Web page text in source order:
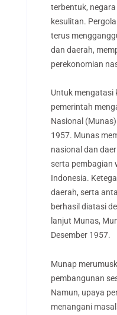
terbentuk,
kesulitan.
terus
dan daerah,
perekonomian
Untuk mengatasi
pemerintah
Nasional
1957. Munas
nasional dan
serta pembagian
Indonesia.
daerah, serta
berhasil diatasi
lanjut Munas,
Desember 1957.
Munap
pembangunan
Namun, upaya
menangani